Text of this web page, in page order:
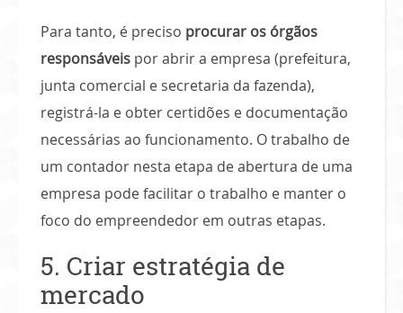
Para tanto, é preciso procurar os órgãos
responsáveis por abrir a empresa (prefeitura,
junta comercial e secretaria da fazenda),
registrá-la e obter certidões e documentação
necessárias ao funcionamento. O trabalho de
um contador nesta etapa de abertura de uma
empresa pode facilitar o trabalho e manter o
foco do empreendedor em outras etapas.
5. Criar estratégia de
mercado